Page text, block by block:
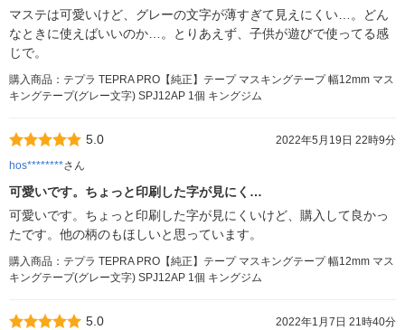
マステは可愛いけど、グレーの文字が薄すぎて見えにくい…。どん
なときに使えばいいのか…。とりあえず、子供が遊びで使ってる感
じで。
購入商品：テプラ TEPRA PRO【純正】テープ マスキングテープ 幅12mm マス
キングテープ(グレー文字) SPJ12AP 1個 キングジム
5.0
2022年5月19日 22時9分
hos********さん
可愛いです。ちょっと印刷した字が見にく…
可愛いです。ちょっと印刷した字が見にくいけど、購入して良かっ
たです。他の柄のもほしいと思っています。
購入商品：テプラ TEPRA PRO【純正】テープ マスキングテープ 幅12mm マス
キングテープ(グレー文字) SPJ12AP 1個 キングジム
5.0
2022年1月7日 21時40分